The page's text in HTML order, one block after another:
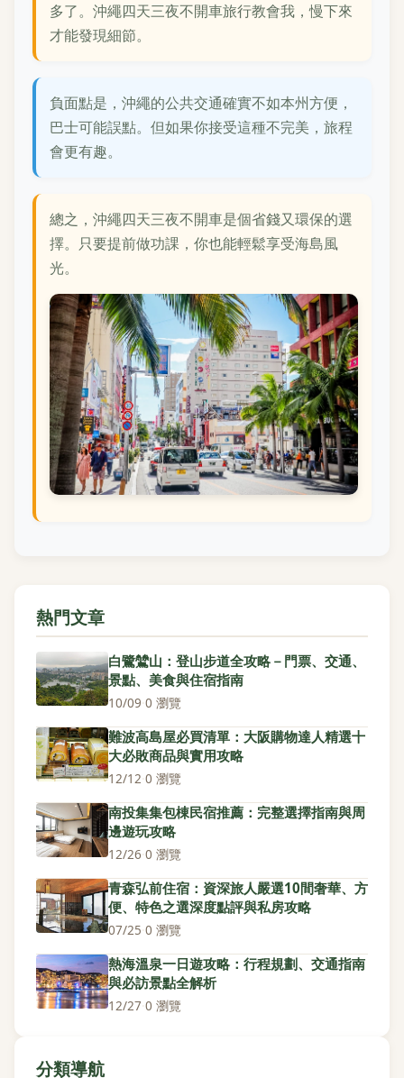
多了。沖繩四天三夜不開車旅行教會我，慢下來
才能發現細節。
負面點是，沖繩的公共交通確實不如本州方便，
巴士可能誤點。但如果你接受這種不完美，旅程
會更有趣。
總之，沖繩四天三夜不開車是個省錢又環保的選
擇。只要提前做功課，你也能輕鬆享受海島風
光。
熱門文章
白鷺鷥山：登山步道全攻略－門票、交通、
景點、美食與住宿指南
10/09·0 瀏覽
難波高島屋必買清單：大阪購物達人精選十
大必敗商品與實用攻略
12/12·0 瀏覽
南投集集包棟民宿推薦：完整選擇指南與周
邊遊玩攻略
12/26·0 瀏覽
青森弘前住宿：資深旅人嚴選10間奢華、方
便、特色之選深度點評與私房攻略
07/25·0 瀏覽
熱海溫泉一日遊攻略：行程規劃、交通指南
與必訪景點全解析
12/27·0 瀏覽
分類導航